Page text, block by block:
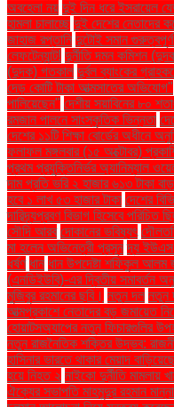
অবহেলা নয় দুই দিন ধরে ইসরায়েল
হামলা চালাচ্ছে দুই দেশের নেতাদের
জাহাজ রপ্তানি দুটোই সমান
লেফটেন্যান্ট! দুর্নীতি দমন কমিশন
(দুদক) গতকাল দুর্বল ব্যাংকের
দেড় কোটি টাকা আত্মসাতের অভিযোগ"
পালিয়েছেন" দেশীয় সয়াবিনের ৮০
রমজান পালনে সাংস্কৃতিক ভিন্নতা
দেশের ১১টি শিক্ষা বোর্ডের অধীনে
ফলাফল মঙ্গলবার (১৫ অক্টোবর)
প্রথম প্রযুক্তিনির্ভর অ্যানিম্যাল
দাম প্রতি ভরি ২ হাজার ৬১৩ টাকা
হবে ১ লাখ ৫৩ হাজার টাকা দেশের
দারিদ্র্যপ্রবণ বিভাগ হিসেবে পরিচিত
সৌদি আরব দোকানের ভবিষ্যৎ
মা হলেন অভিনেত্রী প্রসূন দ্য ইউএস
ধর্ষণ ধান ধান উপদেষ্টা শফিকুল আলম
(এনডিইউবি)-এর দ্বিতীয় সমাবর্তন
মুজিবুর রহমানের ছবি। নতুন দল নতুন
আত্মপ্রকাশে নেতাদের বড় জমায়েত
হোয়াটসঅ্যাপের নতুন ফিচারগুলির
নতুন রাজনৈতিক শক্তির উদ্ভব:
হাসিনার ভারতে থাকার মেয়াদ বাড়িয়েছে
হয়ে নিহত ২ নাইকো দুর্নীতি মামলায়
ঐক্যের সভাপতি মাহমুদুর রহমান